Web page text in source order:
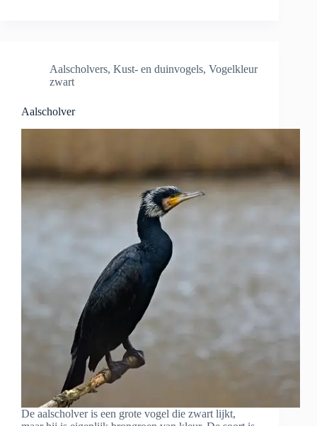
Aalscholvers, Kust- en duinvogels, Vogelkleur
zwart
Aalscholver
De aalscholver is een grote vogel die zwart lijkt,